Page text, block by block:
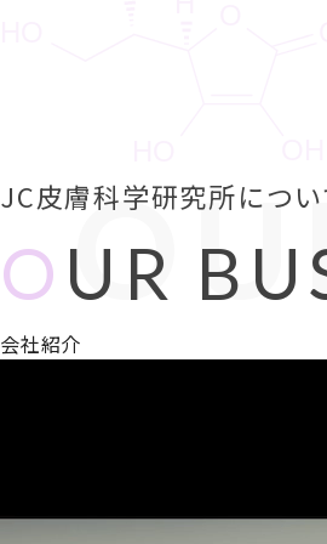
JC皮膚科学研究所につい
O UR
会社紹介